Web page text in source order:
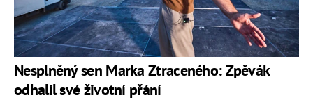
Nesplněný sen Marka Ztraceného: Zpěvák
odhalil své životní přání